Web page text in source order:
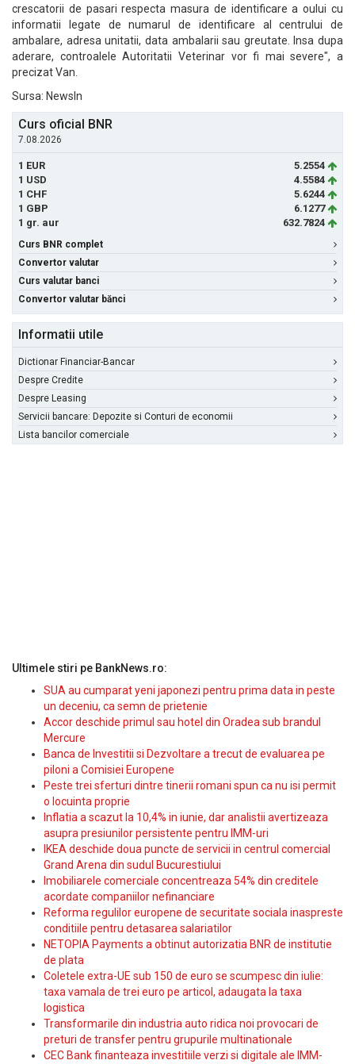
crescatorii de pasari respecta masura de identificare a oului cu
informatii legate de numarul de identificare al centrului de
ambalare, adresa unitatii, data ambalarii sau greutate. Insa dupa
aderare, controalele Autoritatii Veterinar vor fi mai severe", a
precizat Van.
Sursa: NewsIn
Curs oficial BNR
7.08.2026
1 EUR
5.2554
1 USD
4.5584
1 CHF
5.6244
1 GBP
6.1277
1 gr. aur
632.7824
Curs BNR complet
Convertor valutar
Curs valutar banci
Convertor valutar bănci
Informatii utile
Dictionar Financiar-Bancar
Despre Credite
Despre Leasing
Servicii bancare: Depozite si Conturi de economii
Lista bancilor comerciale
Ultimele stiri pe BankNews.ro:
SUA au cumparat yeni japonezi pentru prima data in peste
un deceniu, ca semn de prietenie
Accor deschide primul sau hotel din Oradea sub brandul
Mercure
Banca de Investitii si Dezvoltare a trecut de evaluarea pe
piloni a Comisiei Europene
Peste trei sferturi dintre tinerii romani spun ca nu isi permit
o locuinta proprie
Inflatia a scazut la 10,4% in iunie, dar analistii avertizeaza
asupra presiunilor persistente pentru IMM-uri
IKEA deschide doua puncte de servicii in centrul comercial
Grand Arena din sudul Bucurestiului
Imobiliarele comerciale concentreaza 54% din creditele
acordate companiilor nefinanciare
Reforma regulilor europene de securitate sociala inaspreste
conditiile pentru detasarea salariatilor
NETOPIA Payments a obtinut autorizatia BNR de institutie
de plata
Coletele extra-UE sub 150 de euro se scumpesc din iulie:
taxa vamala de trei euro pe articol, adaugata la taxa
logistica
Transformarile din industria auto ridica noi provocari de
preturi de transfer pentru grupurile multinationale
CEC Bank finanteaza investitiile verzi si digitale ale IMM-